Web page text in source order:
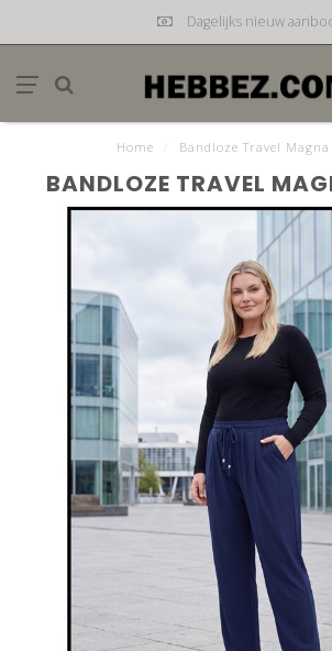
Dagelijks nieuw
Home Bandloze Travel Magna
BANDLOZE TRAVEL